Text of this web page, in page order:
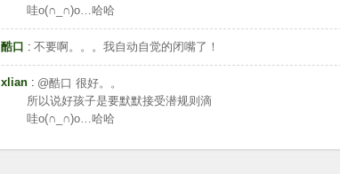
哇o(∩_∩)o…哈哈
酷口 : 不要啊。。。我自动自觉的闭嘴了！
xlian : @酷口 很好。。
所以说好孩子是要默默接受潜规则滴
哇o(∩_∩)o…哈哈